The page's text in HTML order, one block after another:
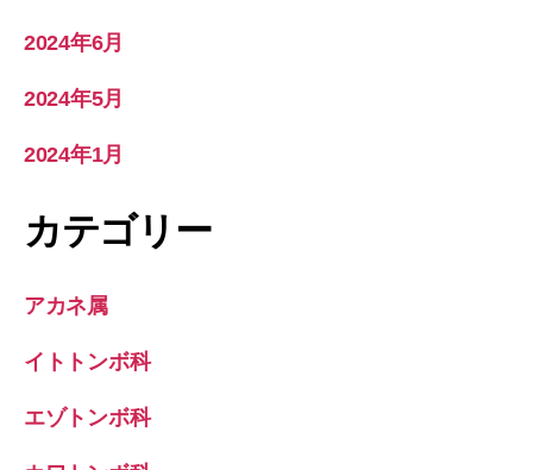
2024年6月
2024年5月
2024年1月
カテゴリー
アカネ属
イトトンボ科
エゾトンボ科